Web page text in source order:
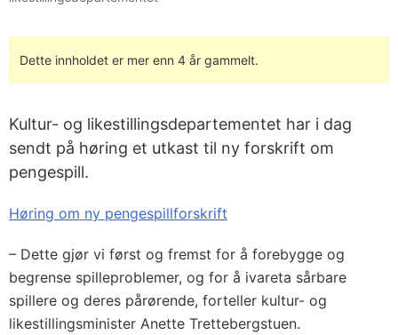
Dette innholdet er mer enn 4 år gammelt.
Kultur- og likestillingsdepartementet har i dag
sendt på høring et utkast til ny forskrift om
pengespill.
Høring om ny pengespillforskrift
– Dette gjør vi først og fremst for å forebygge og
begrense spilleproblemer, og for å ivareta sårbare
spillere og deres pårørende, forteller kultur- og
likestillingsminister Anette Trettebergstuen.